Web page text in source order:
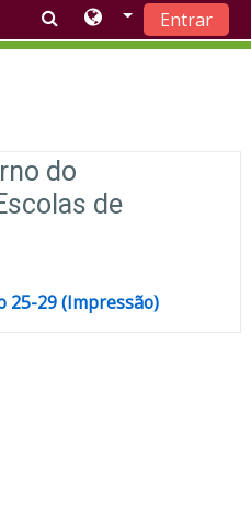
Entrar
do
de
25-29 (Impressão)
Ficheiro